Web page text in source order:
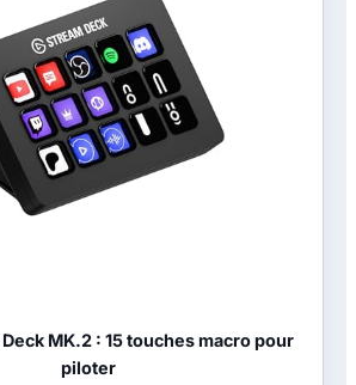
MK.2 : 15 touches macro pour
piloter